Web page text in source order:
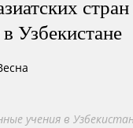
Узбекистане
учения в